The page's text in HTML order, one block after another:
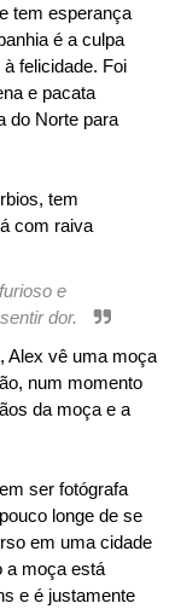
tem esperança
é a culpa
felicidade. Foi
e pacata
do Norte para
tem
com raiva
e
dor.
Alex vê uma moça
num momento
da moça e a
ser fotógrafa
longe de se
em uma cidade
a moça está
e é justamente